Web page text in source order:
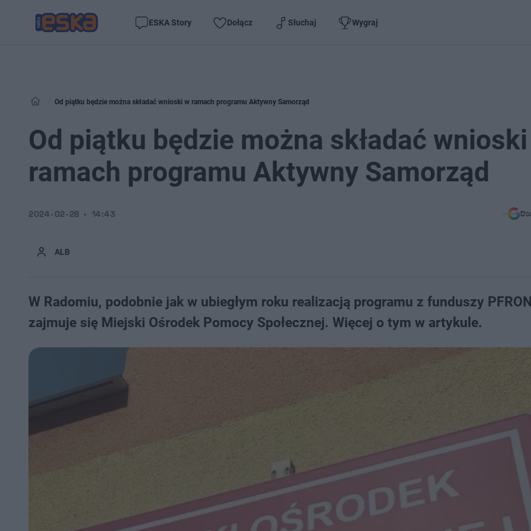
ESKA Story Dołącz Słuchaj Wygraj
Od piątku będzie można składać wnioski w ramach programu Aktywny Samorząd
Od piątku będzie można składać
ramach programu Aktywny Samorząd
ALB
2024-02-28 14:43
W Radomiu, podobnie jak w ubiegłym roku realizacją programu z funduszy
zajmuje się Miejski Ośrodek Pomocy Społecznej. Więcej o tym w artykule.